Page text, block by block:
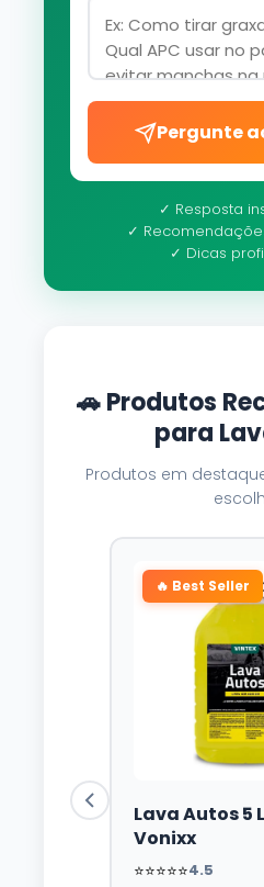
Pergunte
✓ Resposta
✓
✓ Dicas
🚗 Produtos
para
Produtos em
🔥 Best Seller
Lava Autos 5
Vonixx
⭐⭐⭐⭐⭐4.5